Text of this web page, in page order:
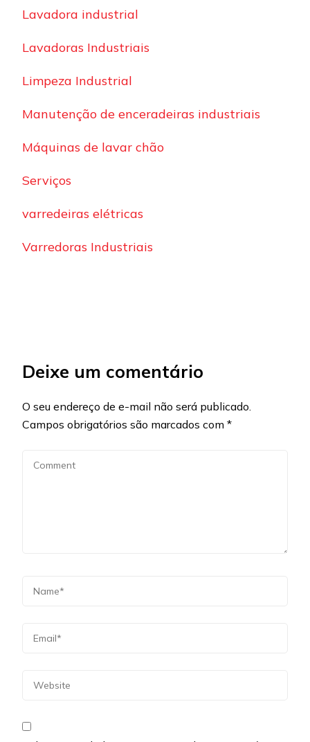
Lavadora industrial
Lavadoras Industriais
Limpeza Industrial
Manutenção de enceradeiras industriais
Máquinas de lavar chão
Serviços
varredeiras elétricas
Varredoras Industriais
Deixe um comentário
O seu endereço de e-mail não será publicado.
Campos obrigatórios são marcados com *